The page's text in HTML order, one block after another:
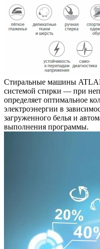
Стиральные машины
системой стирки — при
определяет оптимальное
электроэнергии в
загруженного белья и
выполнения программы.